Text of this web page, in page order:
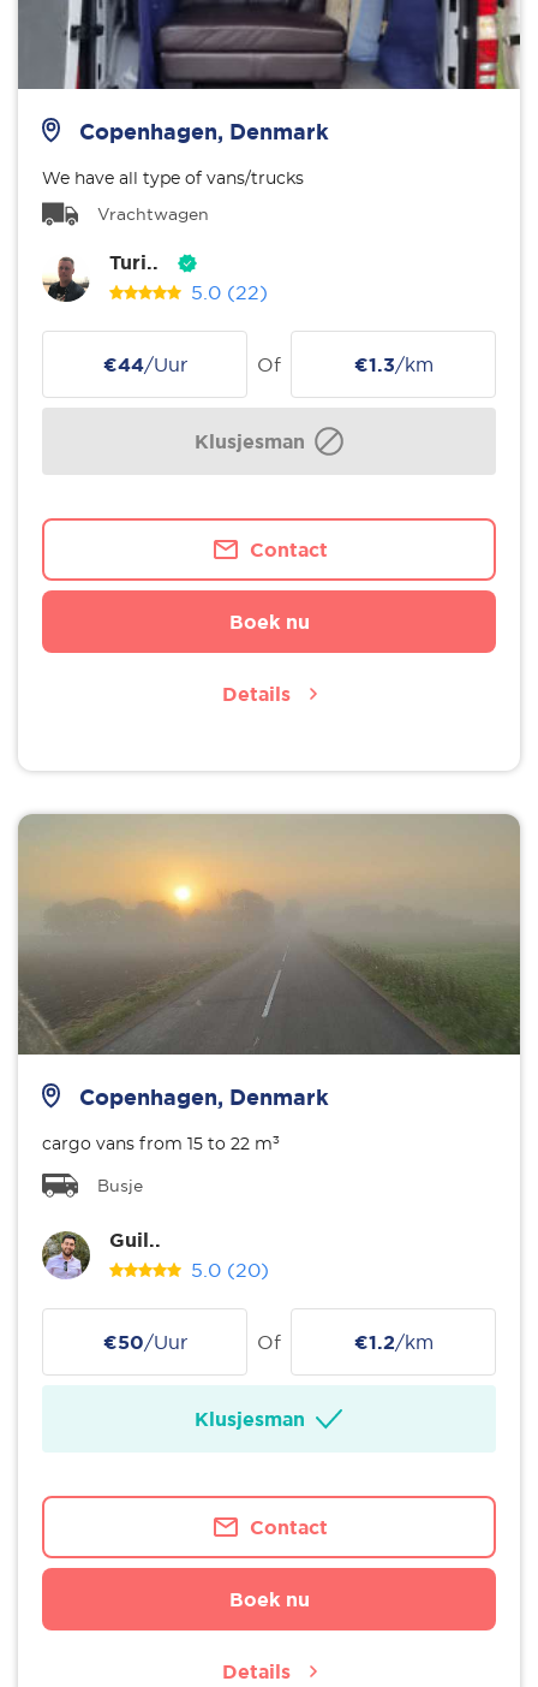
Copenhagen, Denmark
We have all type of vans/trucks
Vrachtwagen
Turi..
5.0 (22)
€44/Uur Of €1.3/km
Klusjesman
Contact
Boek nu
Details
Copenhagen, Denmark
cargo vans from 15 to 22 m³
Busje
Guil..
5.0 (20)
€50/Uur Of €1.2/km
Klusjesman
Contact
Boek nu
Details